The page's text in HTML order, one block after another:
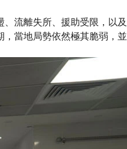
流離失所、援助受限，以及
當地局勢依然極其脆弱，並